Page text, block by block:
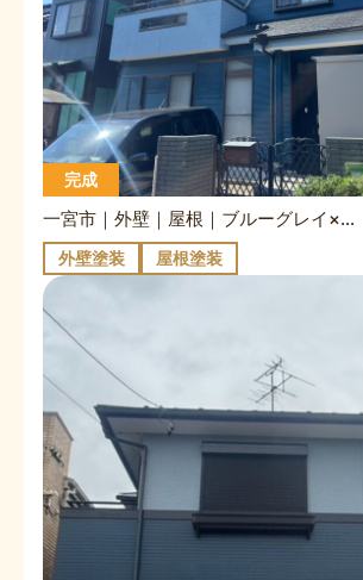
完成
一宮市｜外壁｜屋根｜ブルーグレイ×マウンテンブルー｜チャコール
外壁塗装 屋根塗装